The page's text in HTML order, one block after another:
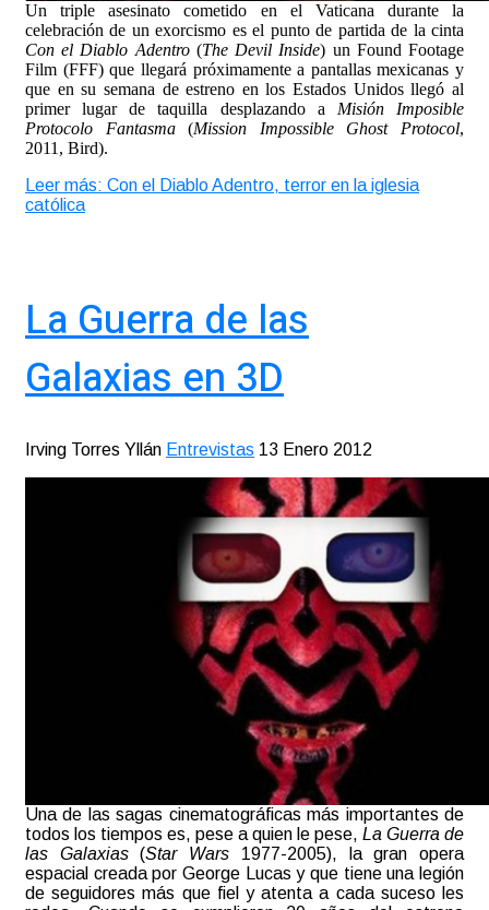
Un triple asesinato cometido en el Vaticana durante la
celebración de un exorcismo es el punto de partida de la cinta
Con el Diablo Adentro(The Devil Inside) un Found Footage
Film (FFF) que llegará próximamente a pantallas mexicanas y
que en su semana de estreno en los Estados Unidos llegó al
primer lugar de taquilla desplazando a Misión Imposible
Protocolo Fantasma(Mission Impossible Ghost Protocol,
2011, Bird).
Leer más: Con el Diablo Adentro, terror en la iglesia
católica
La Guerra de las
Galaxias en 3D
Irving Torres Yllán Entrevistas 13 Enero 2012
Una de las sagas cinematográficas más importantes de
todos los tiempos es, pese a quien le pese, La Guerra de
las Galaxias(Star Wars 1977-2005), la gran opera
espacial creada por George Lucas y que tiene una legión
de seguidores más que fiel y atenta a cada suceso les